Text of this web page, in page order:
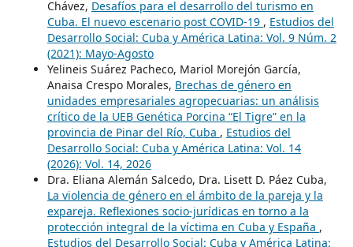
Chávez, Desafíos para el desarrollo del turismo en
Cuba. El nuevo escenario post COVID-19 , Estudios del
Desarrollo Social: Cuba y América Latina: Vol. 9 Núm. 2
(2021): Mayo-Agosto
Yelineis Suárez Pacheco, Mariol Morejón García,
Anaisa Crespo Morales, Brechas de género en
unidades empresariales agropecuarias: un análisis
crítico de la UEB Genética Porcina “El Tigre” en la
provincia de Pinar del Río, Cuba , Estudios del
Desarrollo Social: Cuba y América Latina: Vol. 14
(2026): Vol. 14, 2026
Dra. Eliana Alemán Salcedo, Dra. Lisett D. Páez Cuba,
La violencia de género en el ámbito de la pareja y la
expareja. Reflexiones socio-jurídicas en torno a la
protección integral de la víctima en Cuba y España ,
Estudios del Desarrollo Social: Cuba y América Latina: